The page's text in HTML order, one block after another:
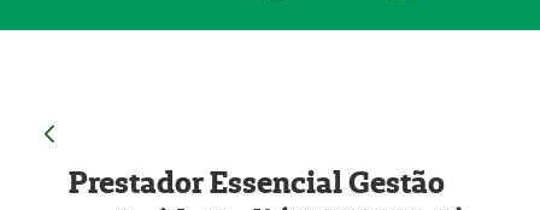
Prestador Essencial Gestão